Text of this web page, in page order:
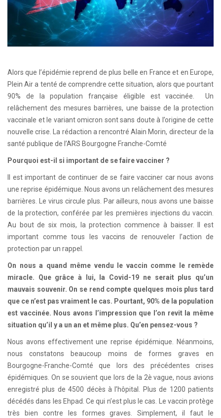
Alors que l’épidémie reprend de plus belle en France et en Europe,
Plein Air a tenté de comprendre cette situation, alors que pourtant
90% de la population française éligible est vaccinée. Un
relâchement des mesures barrières, une baisse de la protection
vaccinale et le variant omicron sont sans doute à l’origine de cette
nouvelle crise. La rédaction a rencontré Alain Morin, directeur de la
santé publique de l’ARS Bourgogne Franche-Comté
Pourquoi est-il si important de se faire vacciner ?
Il est important de continuer de se faire vacciner car nous avons
une reprise épidémique. Nous avons un relâchement des mesures
barrières. Le virus circule plus. Par ailleurs, nous avons une baisse
de la protection, conférée par les premières injections du vaccin.
Au bout de six mois, la protection commence à baisser. Il est
important comme tous les vaccins de renouveler l’action de
protection par un rappel.
On nous a quand même vendu le vaccin comme le remède
miracle. Que grâce à lui, la Covid-19 ne serait plus qu’un
mauvais souvenir. On se rend compte quelques mois plus tard
que ce n’est pas vraiment le cas. Pourtant, 90% de la population
est vaccinée. Nous avons l’impression que l’on revit la même
situation qu’il y a un an et même plus. Qu’en pensez-vous ?
Nous avons effectivement une reprise épidémique. Néanmoins,
nous constatons beaucoup moins de formes graves en
Bourgogne-Franche-Comté que lors des précédentes crises
épidémiques. On se souvient que lors de la 2è vague, nous avions
enregistré plus de 4500 décès à l’hôpital. Plus de 1200 patients
décédés dans les Ehpad. Ce qui n’est plus le cas. Le vaccin protège
très bien contre les formes graves. Simplement, il faut le